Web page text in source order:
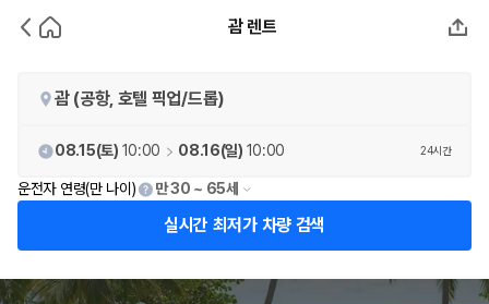
괌 렌트
괌 (공항, 호텔 픽업/드롭)
08.15(토) 10:00 08.16(일) 10:00 24시간
운전자 연령(만 나이)
실시간 최저가 차량 검색